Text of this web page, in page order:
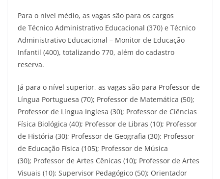
Para o nível médio, as vagas são para os cargos
de Técnico Administrativo Educacional (370) e Técnico
Administrativo Educacional – Monitor de Educação
Infantil (400), totalizando 770, além do cadastro
reserva.
Já para o nível superior, as vagas são para Professor de
Língua Portuguesa (70); Professor de Matemática (50);
Professor de Língua Inglesa (30); Professor de Ciências
Física Biológica (40); Professor de Libras (10); Professor
de História (30); Professor de Geografia (30); Professor
de Educação Física (105); Professor de Música
(30); Professor de Artes Cênicas (10); Professor de Artes
Visuais (10); Supervisor Pedagógico (50); Orientador